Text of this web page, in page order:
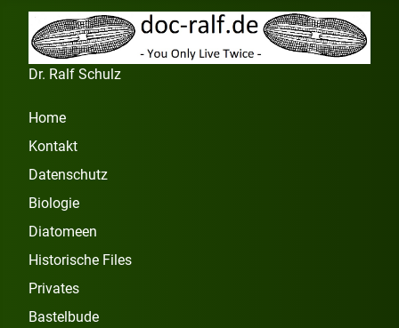
Dr. Ralf Schulz
Home
Kontakt
Datenschutz
Biologie
Diatomeen
Historische Files
Privates
Bastelbude